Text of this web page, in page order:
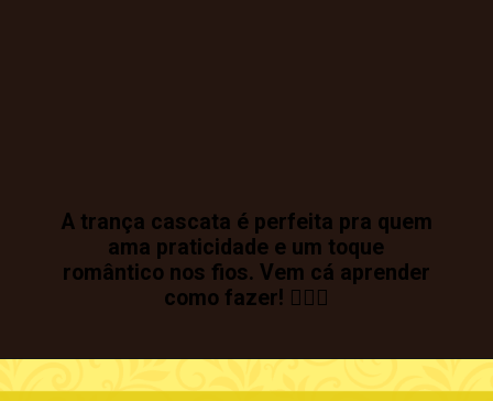
A trança cascata é perfeita pra quem
ama praticidade e um toque
romântico nos fios. Vem cá aprender
como fazer! 💁🏽‍♀️